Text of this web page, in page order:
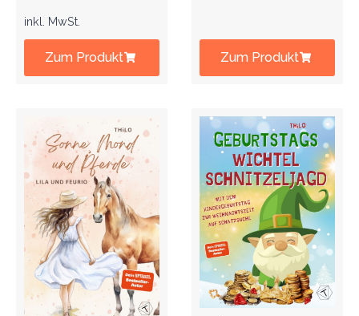
inkl. MwSt.
Zum Produkt Zum Produkt